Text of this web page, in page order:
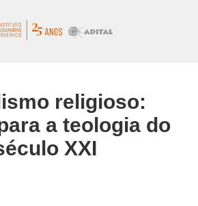
religioso:
a teologia do
XXI